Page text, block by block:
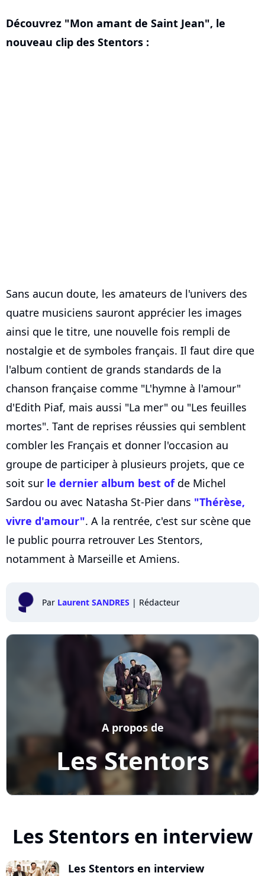
Découvrez "Mon amant de Saint Jean", le
nouveau clip des Stentors :
Sans aucun doute, les amateurs de l'univers des
quatre musiciens sauront apprécier les images
ainsi que le titre, une nouvelle fois rempli de
nostalgie et de symboles français. Il faut dire que
l'album contient de grands standards de la
chanson française comme "L'hymne à l'amour"
d'Edith Piaf, mais aussi "La mer" ou "Les feuilles
mortes". Tant de reprises réussies qui semblent
combler les Français et donner l'occasion au
groupe de participer à plusieurs projets, que ce
soit sur le dernier album best ofde Michel
Sardou ou avec Natasha St-Pier dans "Thérèse,
vivre d'amour". A la rentrée, c'est sur scène que
le public pourra retrouver Les Stentors,
notamment à Marseille et Amiens.
Par Laurent SANDRES | Rédacteur
Les Stentors
A propos de
Les Stentors en interview
Les Stentors en interview